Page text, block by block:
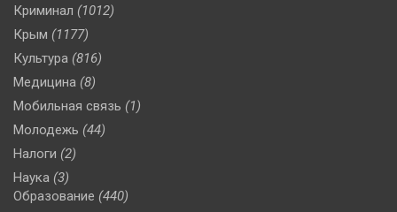
Криминал (1012)
Крым (1177)
Культура (816)
Медицина (8)
Мобильная связь (1)
Молодежь (44)
Налоги (2)
Наука (3)
Образование (440)